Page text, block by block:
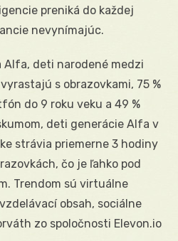
preniká do každej
nevynímajúc.
Alfa, deti narodené medzi
s obrazovkami, 75 %
do 9 roku veku a 49 %
deti generácie Alfa v
strávia priemerne 3 hodiny
čo je ľahko pod
Trendom sú virtuálne
obsah, sociálne
zo spoločnosti Elevon.io